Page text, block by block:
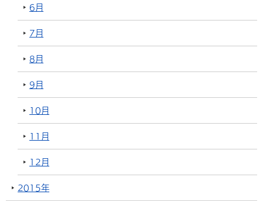
6月
7月
8月
9月
10月
11月
12月
2015年